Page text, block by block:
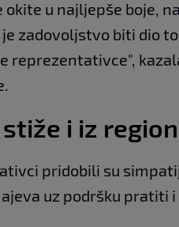
okite u najljepše boje,
zadovoljstvo biti dio
reprezentativce",
i iz
pridobili su
uz podršku pratiti i